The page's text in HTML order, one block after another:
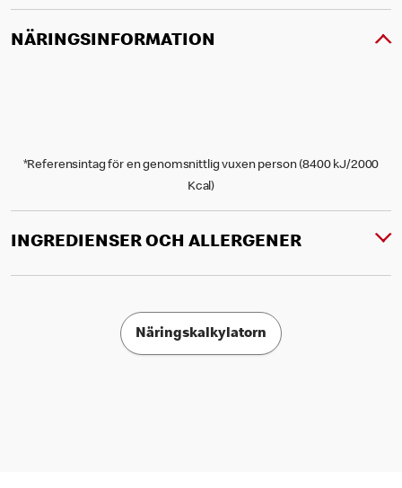
NÄRINGSINFORMATION
*Referensintag för en genomsnittlig vuxen person (8400 kJ/2000
Kcal)
INGREDIENSER OCH ALLERGENER
Näringskalkylatorn